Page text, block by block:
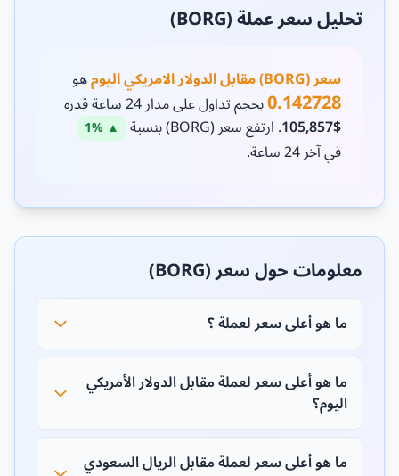
تحليل سعر عملة (BORG)
سعر (BORG) مقابل الدولار الامريكي اليوم هو
0.142728بحجم تداول على مدار 24 ساعة قدره
$105,857 . ارتفع سعر (BORG) بنسبة ▲ 1%
في آخر 24 ساعة.
معلومات حول سعر (BORG)
ما هو أعلى سعر لعملة ؟
ما هو أعلى سعر لعملة مقابل الدولار الأمريكي
اليوم؟
ما هو أعلى سعر لعملة مقابل الريال السعودي